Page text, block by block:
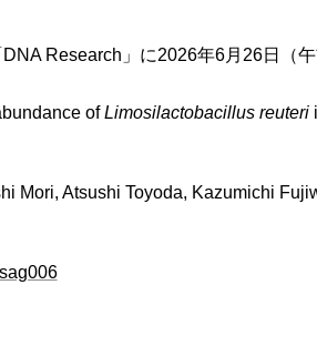
Research」に2026年6月26日（
ofLimosilactobacillus reuteri
Mori, Atsushi Toyoda, Kazumichi